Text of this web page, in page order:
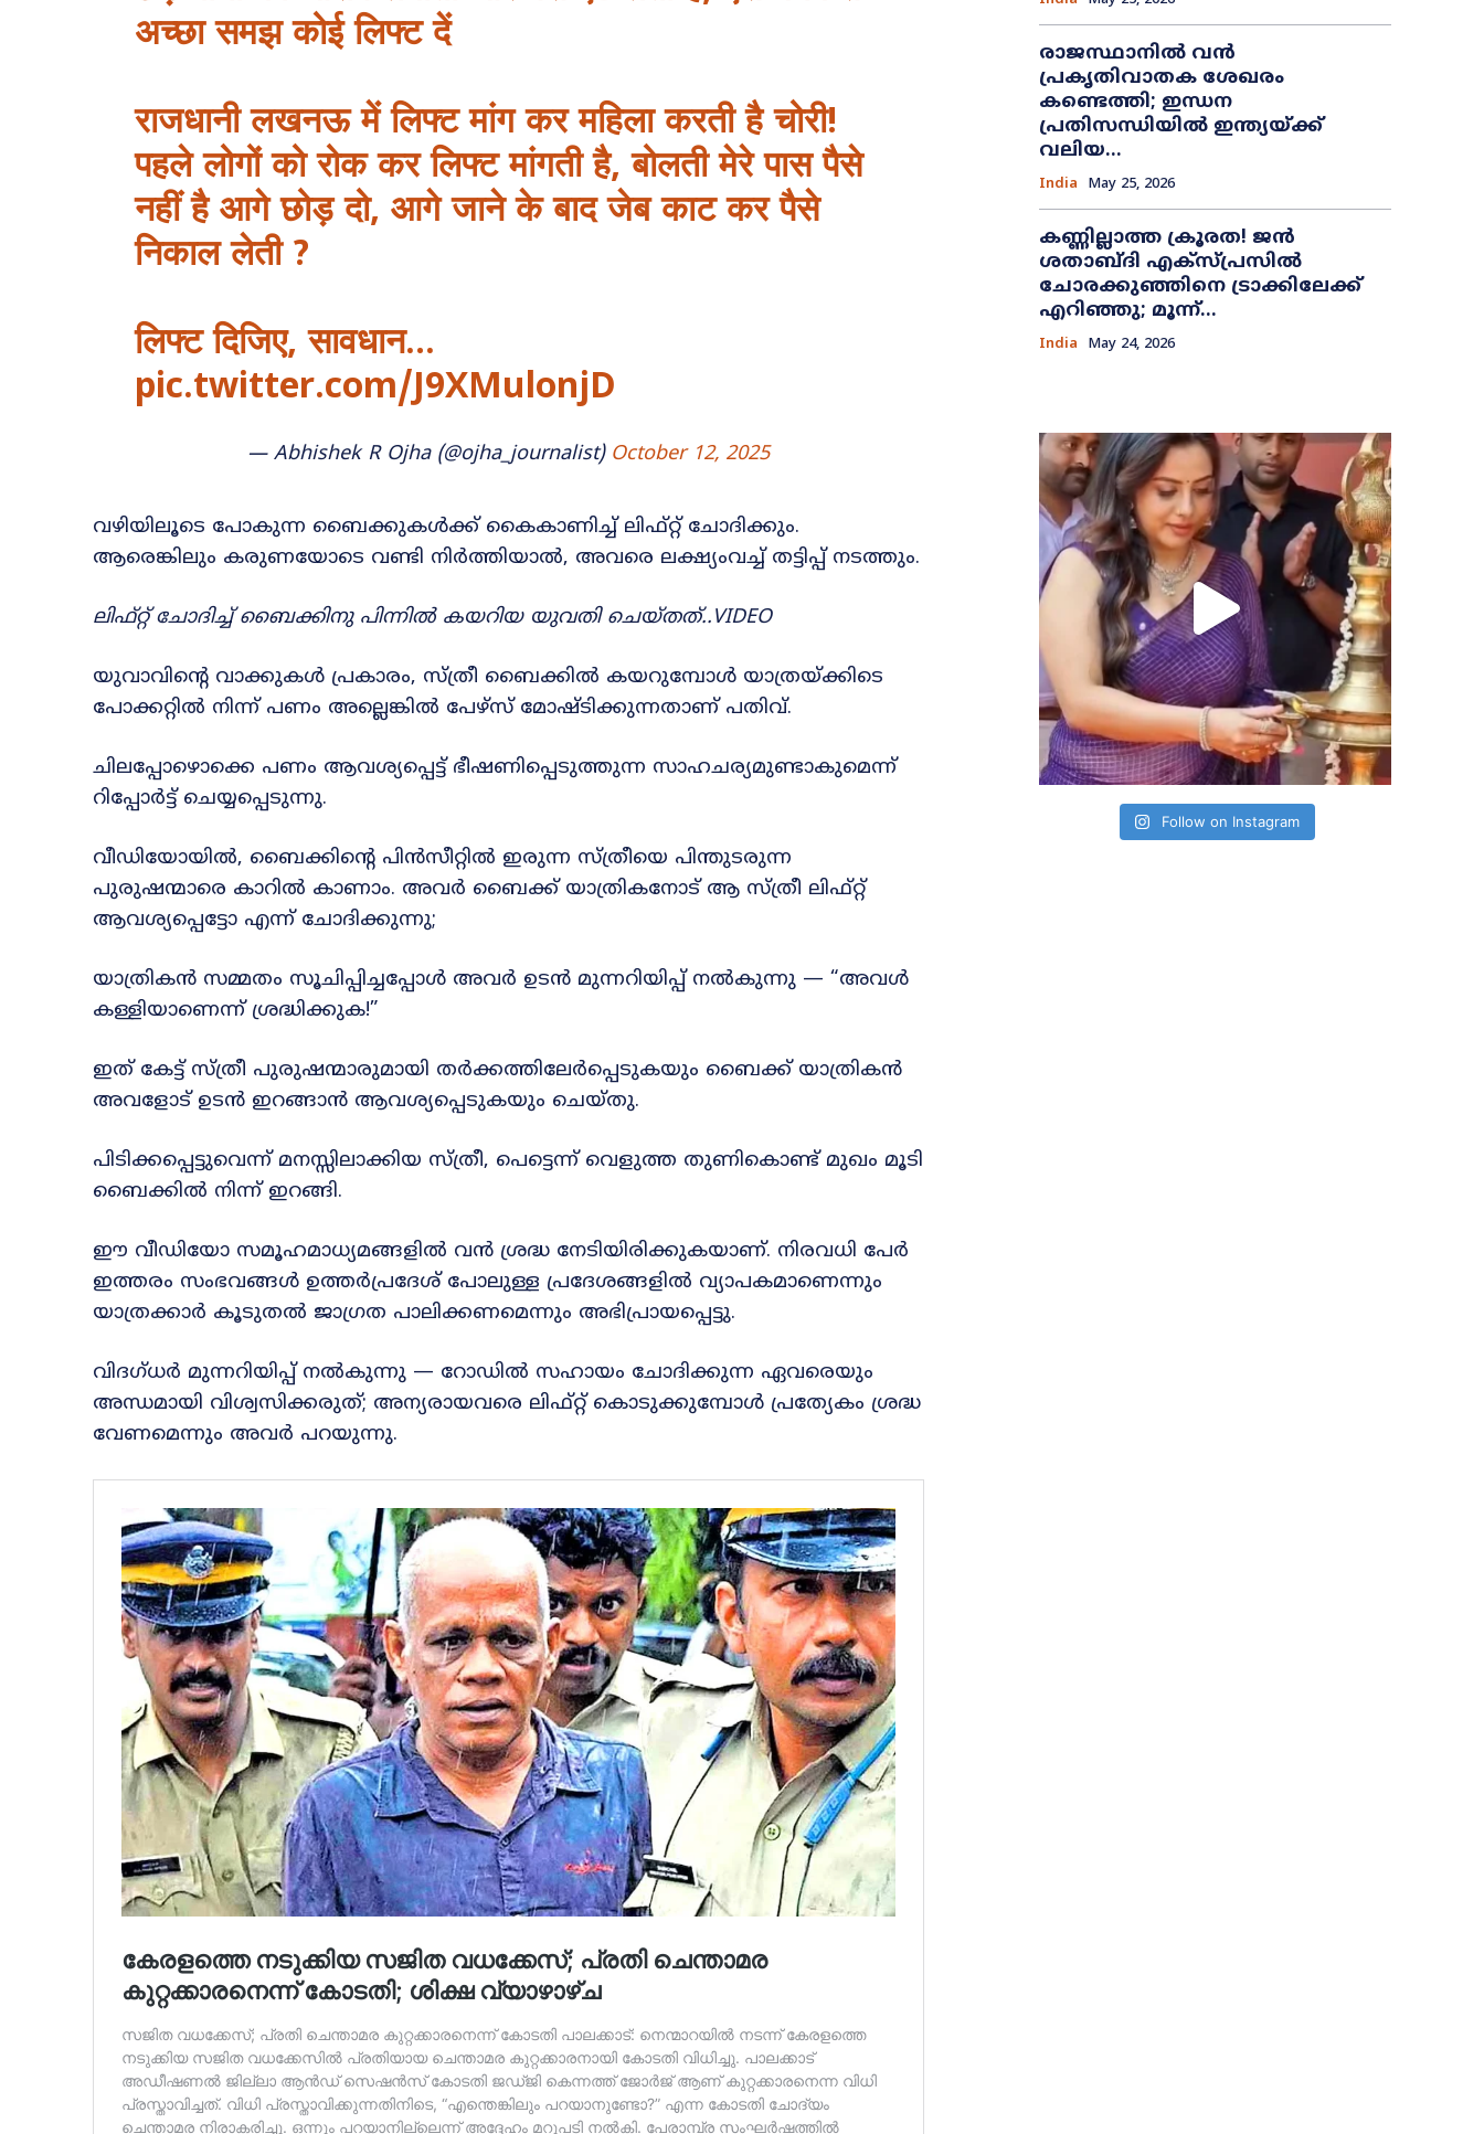
अच्छा समझ कोई लिफ्ट दें
राजधानी लखनऊ में लिफ्ट मांग कर महिला करती है चोरी!
पहले लोगों को रोक कर लिफ्ट मांगती है, बोलती मेरे पास पैसे
नहीं है आगे छोड़ दो, आगे जाने के बाद जेब काट कर पैसे
निकाल लेती ?
लिफ्ट दिजिए, सावधान…
pic.twitter.com/J9XMulonjD
— Abhishek R Ojha (@ojha_journalist) October 12, 2025
വഴിയിലൂടെ പോകുന്ന ബൈക്കുകൾക്ക് കൈകാണിച്ച് ലിഫ്റ്റ് ചോദിക്കും.
ആരെങ്കിലും കരുണയോടെ വണ്ടി നിർത്തിയാൽ, അവരെ ലക്ഷ്യംവച്ച് തട്ടിപ്പ് നടത്തും.
ലിഫ്റ്റ് ചോദിച്ച് ബൈക്കിനു പിന്നിൽ കയറിയ യുവതി ചെയ്തത്..VIDEO
യുവാവിന്റെ വാക്കുകൾ പ്രകാരം, സ്ത്രീ ബൈക്കിൽ കയറുമ്പോൾ യാത്രയ്ക്കിടെ
പോക്കറ്റിൽ നിന്ന് പണം അല്ലെങ്കിൽ പേഴ്സ് മോഷ്ടിക്കുന്നതാണ് പതിവ്.
ചിലപ്പോഴൊക്കെ പണം ആവശ്യപ്പെട്ട് ഭീഷണിപ്പെടുത്തുന്ന സാഹചര്യമുണ്ടാകുമെന്ന്
റിപ്പോർട്ട് ചെയ്യപ്പെടുന്നു.
വീഡിയോയിൽ, ബൈക്കിന്റെ പിൻസീറ്റിൽ ഇരുന്ന സ്ത്രീയെ പിന്തുടരുന്ന
പുരുഷന്മാരെ കാറിൽ കാണാം. അവർ ബൈക്ക് യാത്രികനോട് ആ സ്ത്രീ ലിഫ്റ്റ്
ആവശ്യപ്പെട്ടോ എന്ന് ചോദിക്കുന്നു;
യാത്രികൻ സമ്മതം സൂചിപ്പിച്ചപ്പോൾ അവർ ഉടൻ മുന്നറിയിപ്പ് നൽകുന്നു — “അവൾ
കള്ളിയാണെന്ന് ശ്രദ്ധിക്കുക!”
ഇത് കേട്ട് സ്ത്രീ പുരുഷന്മാരുമായി തർക്കത്തിലേർപ്പെടുകയും ബൈക്ക് യാത്രികൻ
അവളോട് ഉടൻ ഇറങ്ങാൻ ആവശ്യപ്പെടുകയും ചെയ്തു.
പിടിക്കപ്പെട്ടുവെന്ന് മനസ്സിലാക്കിയ സ്ത്രീ, പെട്ടെന്ന് വെളുത്ത തുണികൊണ്ട് മുഖം മൂടി
ബൈക്കിൽ നിന്ന് ഇറങ്ങി.
ഈ വീഡിയോ സമൂഹമാധ്യമങ്ങളിൽ വൻ ശ്രദ്ധ നേടിയിരിക്കുകയാണ്. നിരവധി പേർ
ഇത്തരം സംഭവങ്ങൾ ഉത്തർപ്രദേശ് പോലുള്ള പ്രദേശങ്ങളിൽ വ്യാപകമാണെന്നും
യാത്രക്കാർ കൂടുതൽ ജാഗ്രത പാലിക്കണമെന്നും അഭിപ്രായപ്പെട്ടു.
വിദഗ്ധർ മുന്നറിയിപ്പ് നൽകുന്നു — റോഡിൽ സഹായം ചോദിക്കുന്ന ഏവരെയും
അന്ധമായി വിശ്വസിക്കരുത്; അന്യരായവരെ ലിഫ്റ്റ് കൊടുക്കുമ്പോൾ പ്രത്യേകം ശ്രദ്ധ
വേണമെന്നും അവർ പറയുന്നു.
രാജസ്ഥാനിൽ വൻ
പ്രകൃതിവാതക ശേഖരം
കണ്ടെത്തി; ഇന്ധന
പ്രതിസന്ധിയിൽ ഇന്ത്യയ്ക്ക്
വലിയ...
India May 25, 2026
കണ്ണില്ലാത്ത ക്രൂരത! ജൻ
ശതാബ്ദി എക്സ്പ്രസിൽ
ചോരക്കുഞ്ഞിനെ ട്രാക്കിലേക്ക്
എറിഞ്ഞു; മൂന്ന്...
India May 24, 2026
Follow on Instagram